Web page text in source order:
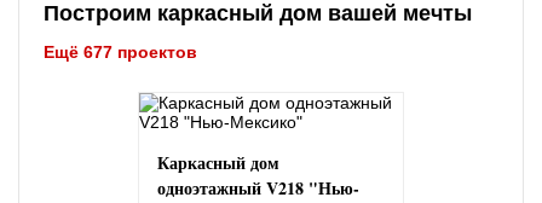
Построим каркасный дом вашей мечты
Ещё 677 проектов
Каркасный дом
одноэтажный V218 "Нью-